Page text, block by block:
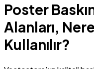
Poster
Alanları,
Kullanılır?